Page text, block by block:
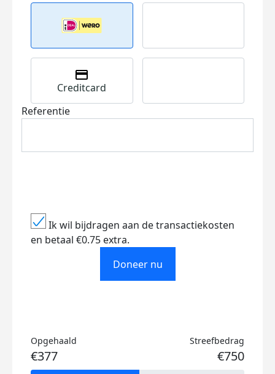
Creditcard
Referentie
Ik wil bijdragen aan de transactiekosten
en betaal €0.75 extra.
Doneer nu
Opgehaald
€377
Streefbedrag
€750